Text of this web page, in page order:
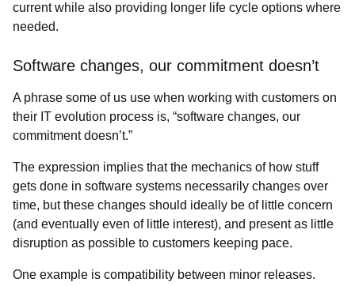
current while also providing longer life cycle options where
needed.
Software changes, our commitment doesn’t
A phrase some of us use when working with customers on
their IT evolution process is, “software changes, our
commitment doesn’t.”
The expression implies that the mechanics of how stuff
gets done in software systems necessarily changes over
time, but these changes should ideally be of little concern
(and eventually even of little interest), and present as little
disruption as possible to customers keeping pace.
One example is compatibility between minor releases.